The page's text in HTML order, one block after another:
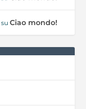
suCiao mondo!